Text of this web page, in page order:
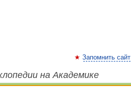
Запомнить сайт
на Академике